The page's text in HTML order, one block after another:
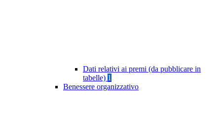
Dati relativi ai premi (da pubblicare in
tabelle) 1
Benessere organizzativo